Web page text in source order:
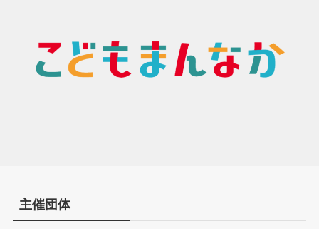
主催団体